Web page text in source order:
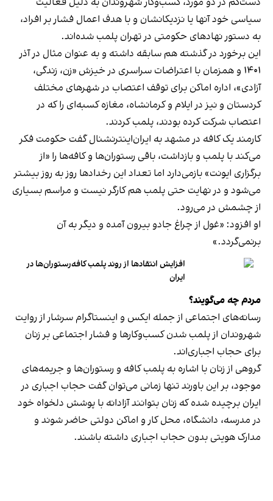
سیاسی خود آنها یا نزدیکانشان و با هدف اعمال فشار بر افراد،
به دستور نهادهای حکومتی در تهران پلمب شده‌اند.
این برخورد در گذشته هم سابقه داشته و به عنوان مثال در آذر
۱۴۰۱ و همزمان با اعتراضات سراسری در خیزش «زن، زندگی،
آزادی»، اداره اماکن برای توقف اعتصاب در شهرهای مختلف
کردستان و نیز در ایلام و کرمانشاه، مغازه کسبه‌ای را که در
اعتصاب شرکت کرده بودند، پلمب کردند.
کارمند یک کافه در مشهد به ایران‌اینترنشنال گفت حکومت فکر
می‌کند با پلمب و بازداشت، باقی رستوران‌ها و کافه‌ها را «از
برگزاری ایونت» بازمی‌دارد اما تعداد این رخدادها روز به روز بیشتر
می‌شود و در نهایت حتی پلمب هم کارگر نیست و مراسم بسیاری
از چشمش در می‌رود.
او افزود: «غول از چراغ جادو بیرون آمده و دیگر به آن
برنمی‎‌گردد.»
افزایش انتقادها از روند پلمب کافه‌رستوران‌ها در
ایران
مردم چه می‌گویند؟
رسانه‎‌های اجتماعی از جمله ایکس و اینستاگرام سرشار از روایت
شهروندان از پلمب شدن کسب‌وکارها و فشار اجتماعی بر زنان
برای حجاب اجباری‌اند.
گروهی از زنان با اشاره به پلمب کافه و رستوران‌ها و جریمه‌های
موجود، بر این باورند تنها زمانی می‌توان گفت حجاب اجباری در
ایران برچیده شده که زنان بتوانند آزادانه با پوشش دلخواه خود
در مدرسه، دانشگاه، محل کار و اماکن دولتی حاضر شوند و
مدارک هویتی بدون حجاب اجباری داشته باشند.